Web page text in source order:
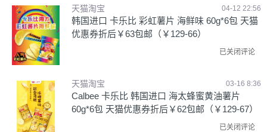
天猫淘宝 04-12 22:56
韩国进口 卡乐比 彩虹薯片 海鲜味 60g*6包 天猫
优惠券折后￥63包邮（￥129-66）
已关闭评论
天猫淘宝 03-16 8:36
Calbee 卡乐比 韩国进口 海太蜂蜜黄油薯片
60g*6包 天猫优惠券折后￥62包邮（￥129-67）
已关闭评论